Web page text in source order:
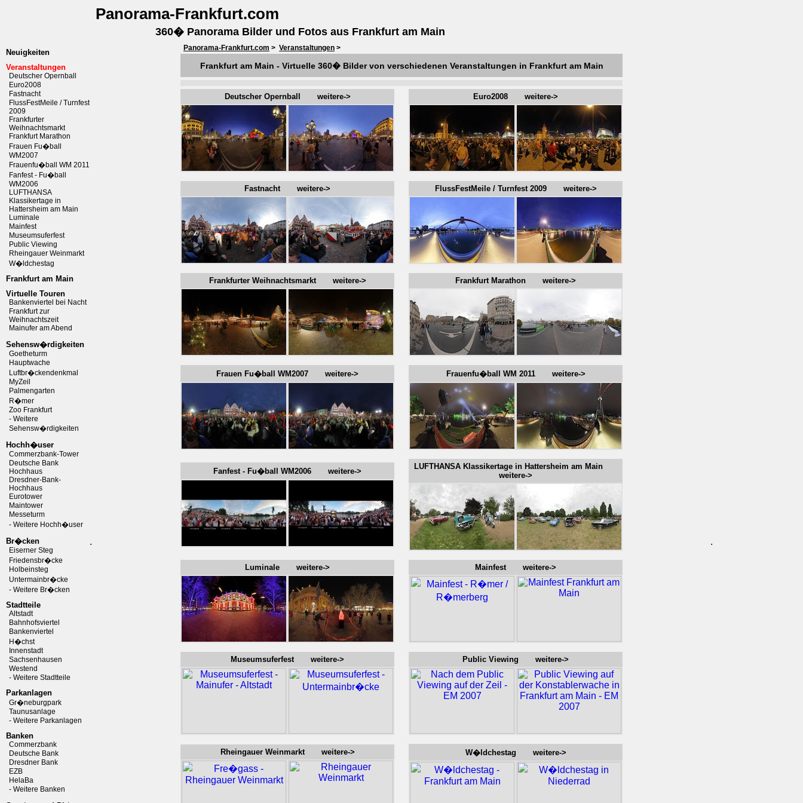
Panorama-Frankfurt.com
360� Panorama Bilder und Fotos aus Frankfurt am Main
Neuigkeiten
Veranstaltungen
Deutscher Opernball
Euro2008
Fastnacht
FlussFestMeile / Turnfest
2009
Frankfurter
Weihnachtsmarkt
Frankfurt Marathon
Frauen Fu�ball
WM2007
Frauenfu�ball WM 2011
Fanfest - Fu�ball
WM2006
LUFTHANSA
Klassikertage in
Hattersheim am Main
Luminale
Mainfest
Museumsuferfest
Public Viewing
Rheingauer Weinmarkt
W�ldchestag
Frankfurt am Main
Virtuelle Touren
Bankenviertel bei Nacht
Frankfurt zur
Weihnachtszeit
Mainufer am Abend
Sehensw�rdigkeiten
Goetheturm
Hauptwache
Luftbr�ckendenkmal
MyZeil
Palmengarten
R�mer
Zoo Frankfurt
- Weitere
Sehensw�rdigkeiten
Hochh�user
Commerzbank-Tower
Deutsche Bank
Hochhaus
Dresdner-Bank-
Hochhaus
Eurotower
Maintower
Messeturm
- Weitere Hochh�user
Br�cken
Eiserner Steg
Friedensbr�cke
Holbeinsteg
Untermainbr�cke
- Weitere Br�cken
Stadtteile
Altstadt
Bahnhofsviertel
Bankenviertel
H�chst
Innenstadt
Sachsenhausen
Westend
- Weitere Stadtteile
Parkanlagen
Gr�neburgpark
Taunusanlage
- Weitere Parkanlagen
Banken
Commerzbank
Deutsche Bank
Dresdner Bank
EZB
HelaBa
- Weitere Banken
.
Panorama-Frankfurt.com > Veranstaltungen >
Frankfurt am Main - Virtuelle 360� Bilder von verschiedenen Veranstaltungen in Frankfurt am Main
Deutscher Opernball weitere-> Euro2008 weitere->
Fastnacht weitere-> FlussFestMeile / Turnfest 2009 weitere->
Frankfurter Weihnachtsmarkt weitere-> Frankfurt Marathon weitere->
Frauen Fu�ball WM2007 weitere-> Frauenfu�ball WM 2011 weitere->
Fanfest - Fu�ball WM2006 weitere->
LUFTHANSA Klassikertage in Hattersheim am Main
weitere->
Luminale weitere-> Mainfest weitere->
Museumsuferfest weitere-> Public Viewing weitere->
Rheingauer Weinmarkt weitere-> W�ldchestag weitere->
.